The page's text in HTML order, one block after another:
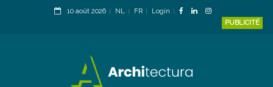
10 août 2026 NL FR
Login
PUBLICITÉ